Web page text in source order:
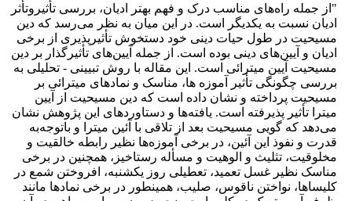
"از جمله راه‌های مناسب درک و فهم بهتر ادیان، بررسی تأثیروتأثر
ادیان نسبت به یکدیگر است. در این میان به نظر می‌رسد که دین
مسیحیت در طول حیات دینی خود دستخوش تأثیرپذیری از برخی
ادیان و آیین‌های دینی بوده است. از جمله آیین‌های تأثیرگذار بر دین
مسیحیت آیین میترائی است. این مقاله با روش تبیینی - تحلیلی به
بررسی چگونگی تأثیر آموزه ها، مناسک و نمادهای میترائی بر
مسیحیت پرداخته و نشان داده است که دین مسیحیت از آیین
میترا تأثیر پذیرفته است. یافته‌ها و دستاوردهای این پژوهش نشان
می‌دهد که گویی مسیحیت بعد از تلاقی با آئین میترا و باتوجه‌به
قدرت و نفوذ این آئین، در برخی آموزه‌ها نظیر رابطه خالقیت و
مخلوقیت، تثلیث و الوهیت و مسأله رستاخیز، همچنین در برخی
مناسک نظیر غسل تعمید، تعطیلی روز یکشنبه، افروختن شمع در
کلیساها، نواختن ناقوس، صلیب، همینطور در برخی نمادها مانند